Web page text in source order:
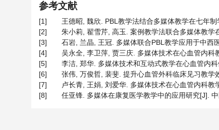
参考文献
[1]
王德昭, 魏欣. PBL教学法结合多媒体教学在七年
[2]
朱小莉, 翟雪芹, 高玉. 案例教学法联合多媒体教
[3]
石岩, 兰晶, 王冠. 多媒体联合PBL教学应用于中西
[4]
吴永全, 李卫萍, 贾三庆. 多媒体技术在心血管内
[5]
李洁, 郑华. 多媒体技术和互动式教学在心血管内
[6]
张伟, 万俊哲, 裴斐. 提升心血管外科临床见习教
[7]
卢长青, 王娟, 刘爱华. 多媒体技术在心血管内科
[8]
任亚锋. 多媒体在康复医学教学中的应用研究[J].